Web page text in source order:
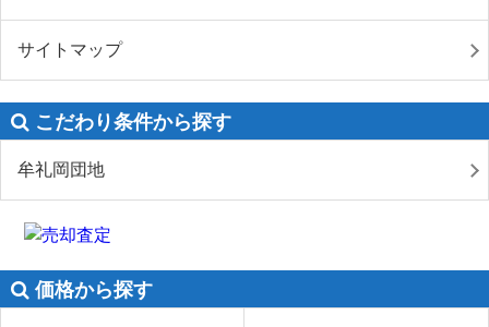
サイトマップ
こだわり条件から探す
牟礼岡団地
価格から探す